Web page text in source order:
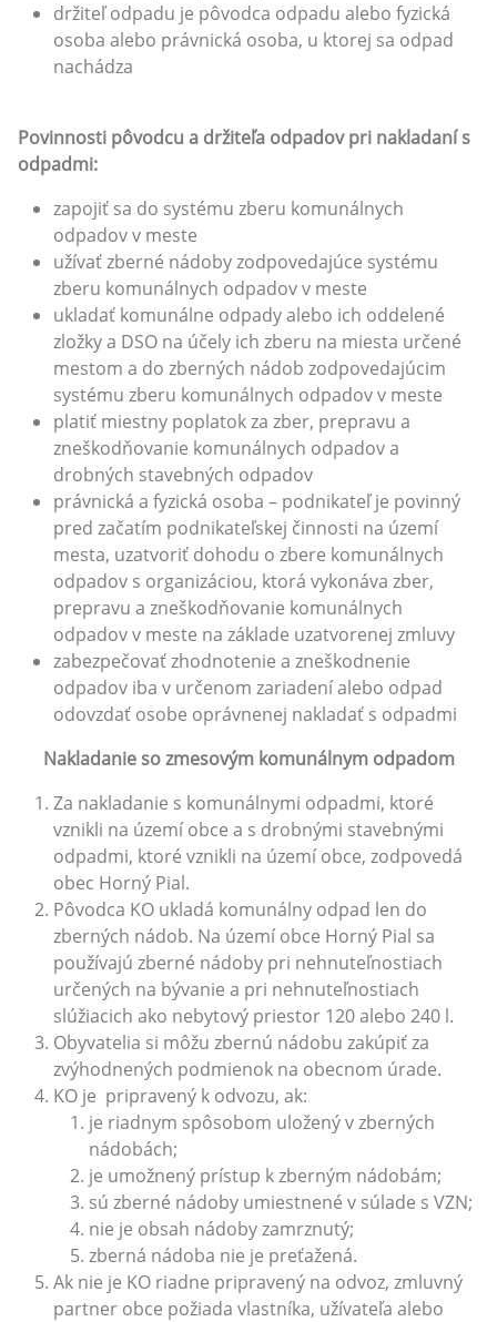
držiteľ odpadu je pôvodca odpadu alebo fyzická
osoba alebo právnická osoba, u ktorej sa odpad
nachádza
Povinnosti pôvodcu a držiteľa odpadov pri nakladaní s
odpadmi:
zapojiť sa do systému zberu komunálnych
odpadov v meste
užívať zberné nádoby zodpovedajúce systému
zberu komunálnych odpadov v meste
ukladať komunálne odpady alebo ich oddelené
zložky a DSO na účely ich zberu na miesta určené
mestom a do zberných nádob zodpovedajúcim
systému zberu komunálnych odpadov v meste
platiť miestny poplatok za zber, prepravu a
zneškodňovanie komunálnych odpadov a
drobných stavebných odpadov
právnická a fyzická osoba – podnikateľ je povinný
pred začatím podnikateľskej činnosti na území
mesta, uzatvoriť dohodu o zbere komunálnych
odpadov s organizáciou, ktorá vykonáva zber,
prepravu a zneškodňovanie komunálnych
odpadov v meste na základe uzatvorenej zmluvy
zabezpečovať zhodnotenie a zneškodnenie
odpadov iba v určenom zariadení alebo odpad
odovzdať osobe oprávnenej nakladať s odpadmi
Nakladanie so zmesovým komunálnym odpadom
Za nakladanie s komunálnymi odpadmi, ktoré
vznikli na území obce a s drobnými stavebnými
odpadmi, ktoré vznikli na území obce, zodpovedá
obec Horný Pial.
Pôvodca KO ukladá komunálny odpad len do
zberných nádob. Na území obce Horný Pial sa
používajú zberné nádoby pri nehnuteľnostiach
určených na bývanie a pri nehnuteľnostiach
slúžiacich ako nebytový priestor 120 alebo 240 l.
Obyvatelia si môžu zbernú nádobu zakúpiť za
zvýhodnených podmienok na obecnom úrade.
KO je pripravený k odvozu, ak:
je riadnym spôsobom uložený v zberných
nádobách;
je umožnený prístup k zberným nádobám;
sú zberné nádoby umiestnené v súlade s VZN;
nie je obsah nádoby zamrznutý;
zberná nádoba nie je preťažená.
Ak nie je KO riadne pripravený na odvoz, zmluvný
partner obce požiada vlastníka, užívateľa alebo